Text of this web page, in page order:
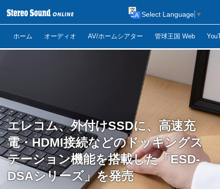
ホーム オーディオ AV/ホームシアター 管球王国 Web
Select Language ▼
エレコム、外付けSSDに、高速充
電・HDMI接続などのドッキングス
テーション機能を搭載した「ESD-
DSAシリーズ」を発売